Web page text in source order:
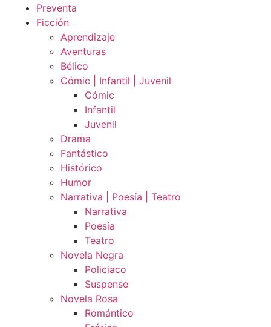
Preventa
Ficción
Aprendizaje
Aventuras
Bélico
Cómic | Infantil | Juvenil
Cómic
Infantil
Juvenil
Drama
Fantástico
Histórico
Humor
Narrativa | Poesía | Teatro
Narrativa
Poesía
Teatro
Novela Negra
Policiaco
Suspense
Novela Rosa
Romántico